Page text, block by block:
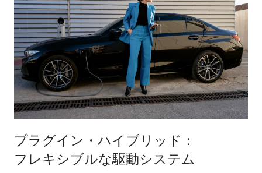
プラグイン・ハイブリッド：
フレキシブルな駆動システム